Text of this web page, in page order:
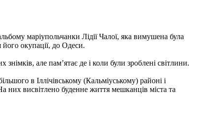
маріупольчанки Лідії Чалої, яка вимушена була
його окупації, до Одеси.
але пам’ятає де і коли були зроблені світлини.
в Іллічівському (Кальміуському) районі і
них висвітлено буденне життя мешканців міста та